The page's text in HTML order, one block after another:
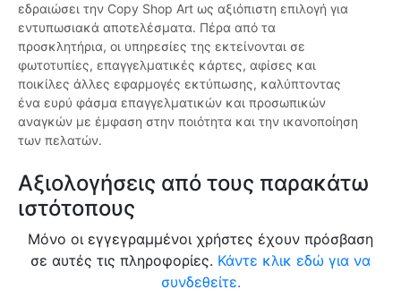
εδραιώσει την Copy Shop Art ως αξιόπιστη επιλογή για
εντυπωσιακά αποτελέσματα. Πέρα από τα
προσκλητήρια, οι υπηρεσίες της εκτείνονται σε
φωτοτυπίες, επαγγελματικές κάρτες, αφίσες και
ποικίλες άλλες εφαρμογές εκτύπωσης, καλύπτοντας
ένα ευρύ φάσμα επαγγελματικών και προσωπικών
αναγκών με έμφαση στην ποιότητα και την ικανοποίηση
των πελατών.
Αξιολογήσεις από τους παρακάτω
ιστότοπους
Μόνο οι εγγεγραμμένοι χρήστες έχουν πρόσβαση
σε αυτές τις πληροφορίες. Κάντε κλικ εδώ για να
συνδεθείτε.